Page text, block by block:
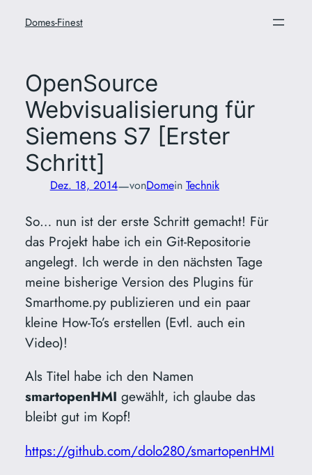
InhaltDomes-Finest
OpenSource
Webvisualisierung für
Siemens S7 [Erster
Schritt]
Dez. 18, 2014—vonDomein Technik
So… nun ist der erste Schritt gemacht! Für
das Projekt habe ich ein Git-Repositorie
angelegt. Ich werde in den nächsten Tage
meine bisherige Version des Plugins für
Smarthome.py publizieren und ein paar
kleine How-To’s erstellen (Evtl. auch ein
Video)!
Als Titel habe ich den Namen
smartopenHMI gewählt, ich glaube das
bleibt gut im Kopf!
https://github.com/dolo280/smartopenHMI